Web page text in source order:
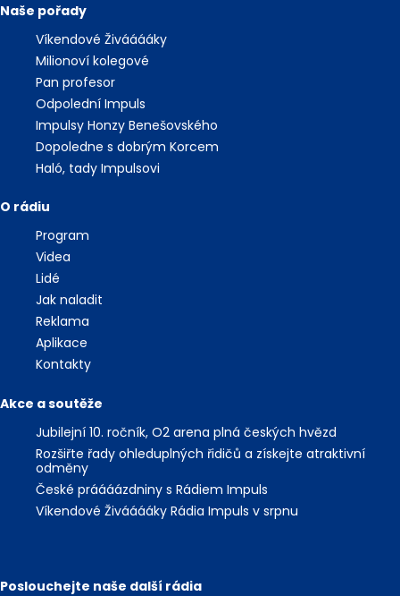
Naše pořady
Víkendové Živááááky
Milionoví kolegové
Pan profesor
Odpolední Impuls
Impulsy Honzy Benešovského
Dopoledne s dobrým Korcem
Haló, tady Impulsovi
O rádiu
Program
Videa
Lidé
Jak naladit
Reklama
Aplikace
Kontakty
Akce a soutěže
Jubilejní 10. ročník, O2 arena plná českých hvězd
Rozšiřte řady ohleduplných řidičů a získejte atraktivní
odměny
České práááázdniny s Rádiem Impuls
Víkendové Živááááky Rádia Impuls v srpnu
Poslouchejte naše další rádia